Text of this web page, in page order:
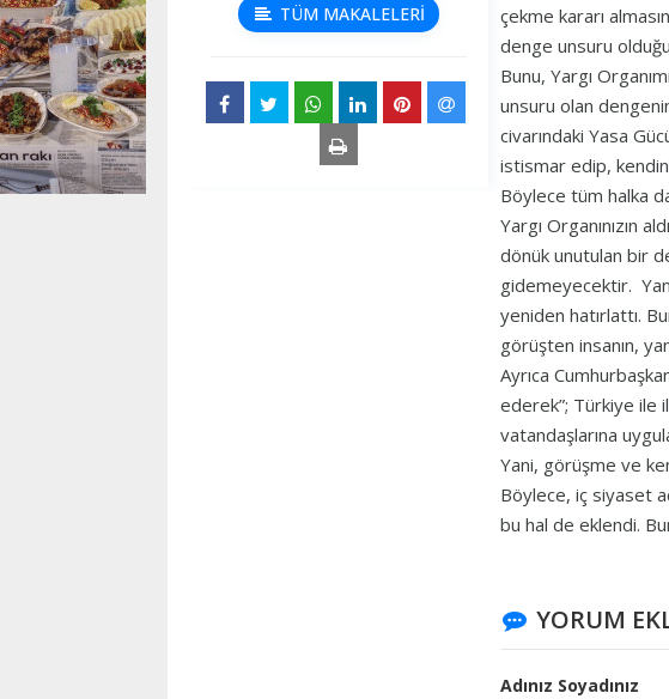
TÜM MAKALELERİ
çekme kararı
denge unsuru
Bunu, Yargı
unsuru olan
civarındaki Yasa
istismar edip,
Böylece tüm halka
Yargı Organınızın
dönük unutulan bir
gidemeyecektir.
yeniden hatırlattı.
görüşten insanın,
Ayrıca
ederek”; Türkiye ile
vatandaşlarına
Yani, görüşme ve
Böylece, iç siyaset
bu hal de eklendi.
YORUM
Adınız Soyadınız